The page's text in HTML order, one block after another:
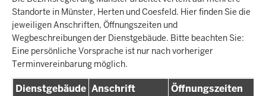
Standorte in Münster, Herten und Coesfeld. Hier finden Sie die
jeweiligen Anschriften, Öffnungszeiten und
Wegbeschreibungen der Dienstgebäude. Bitte beachten Sie:
Eine persönliche Vorsprache ist nur nach vorheriger
Terminvereinbarung möglich.
Dienstgebäude Anschrift Öffnungszeiten